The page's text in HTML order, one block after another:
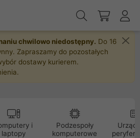
chwilowo niedostępny. Do 16
Zapraszamy do pozostałych
dostawy kurierem.
i
laptopy
Podzespoły
komputerowe